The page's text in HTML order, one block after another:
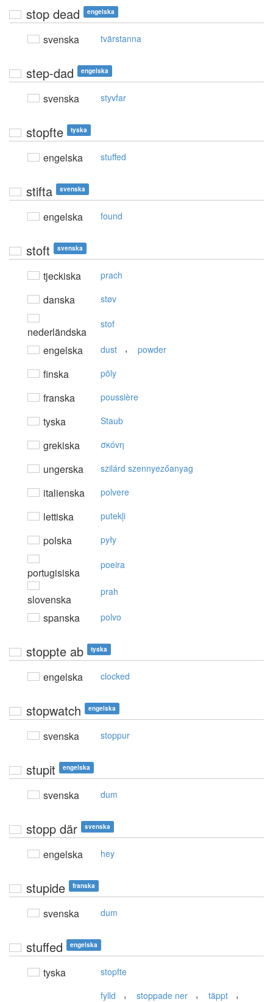
stop dead engelska
svenska tvärstanna
step-dad engelska
svenska styvfar
stopfte tyska
engelska stuffed
stifta svenska
engelska found
stoft svenska
tjeckiska prach
danska støv
nederländska
stof
engelska dust , powder
finska pöly
franska poussière
tyska Staub
grekiska σκόvη
ungerska szilárd szennyezőanyag
italienska polvere
lettiska putekļi
polska pyły
portugisiska
poeira
slovenska
prah
spanska polvo
stoppte ab tyska
engelska clocked
stopwatch engelska
svenska stoppur
stupit engelska
svenska dum
stopp där svenska
engelska hey
stupide franska
svenska dum
stuffed engelska
tyska
stopfte
fylld
, stoppade ner , täppt ,